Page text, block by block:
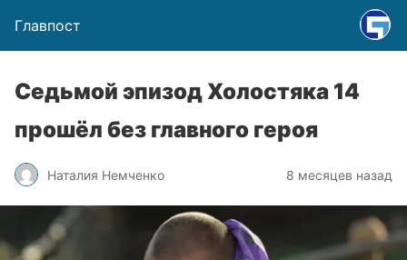
Главпост
Седьмой эпизод Холостяка 14
прошёл без главного героя
Наталия Немченко 8 месяцев назад